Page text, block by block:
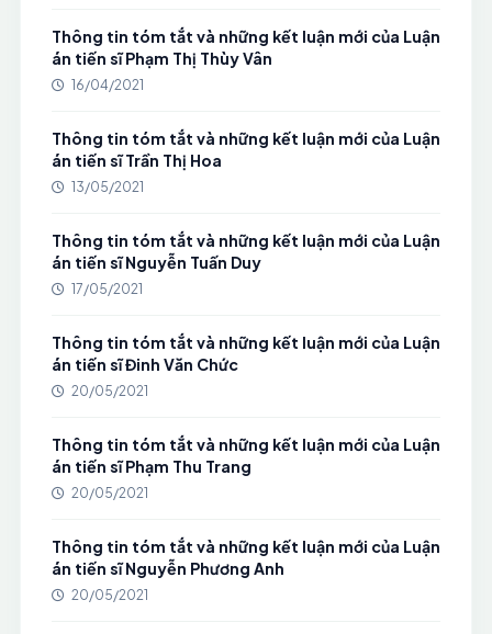
Thông tin tóm tắt và những kết luận mới của Luận
án tiến sĩ Phạm Thị Thùy Vân
16/04/2021
Thông tin tóm tắt và những kết luận mới của Luận
án tiến sĩ Trần Thị Hoa
13/05/2021
Thông tin tóm tắt và những kết luận mới của Luận
án tiến sĩ Nguyễn Tuấn Duy
17/05/2021
Thông tin tóm tắt và những kết luận mới của Luận
án tiến sĩ Đinh Văn Chức
20/05/2021
Thông tin tóm tắt và những kết luận mới của Luận
án tiến sĩ Phạm Thu Trang
20/05/2021
Thông tin tóm tắt và những kết luận mới của Luận
án tiến sĩ Nguyễn Phương Anh
20/05/2021